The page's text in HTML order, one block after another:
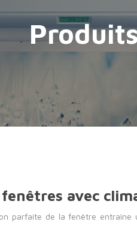
avec
parfaite de la fenêtre